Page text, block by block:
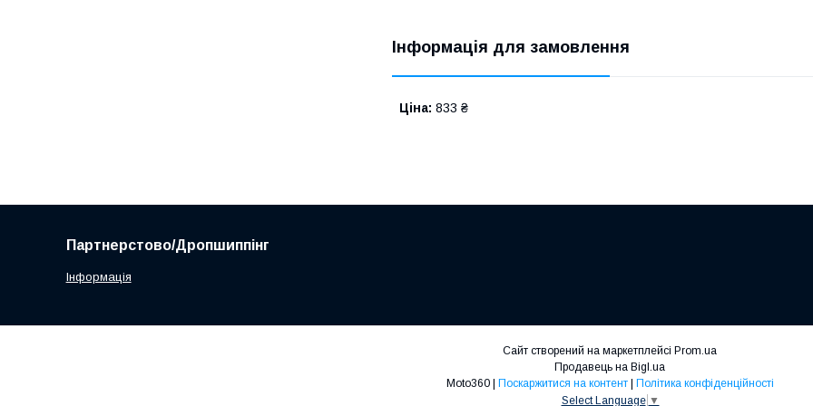
Інформація для замовлення
Ціна: 833 ₴
Партнерстово/Дропшиппінг
Інформація
Сайт створений на маркетплейсі Prom.ua
Продавець на Bigl.ua
Moto360 | Поскаржитися на контент | Політика конфіденційності
Select Language ▼